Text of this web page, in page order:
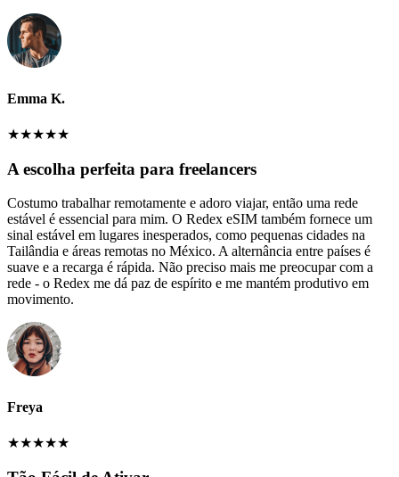
Emma K.
★★★★★
A escolha perfeita para freelancers
Costumo trabalhar remotamente e adoro viajar, então uma rede
estável é essencial para mim. O Redex eSIM também fornece um
sinal estável em lugares inesperados, como pequenas cidades na
Tailândia e áreas remotas no México. A alternância entre países é
suave e a recarga é rápida. Não preciso mais me preocupar com a
rede - o Redex me dá paz de espírito e me mantém produtivo em
movimento.
Freya
★★★★★